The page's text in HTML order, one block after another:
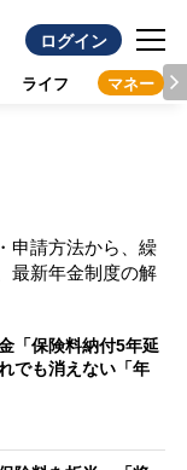
ログイン
ライフ マネー
申請方法から、繰
最新年金制度の解
「保険料納付5年延
でも消えない「年